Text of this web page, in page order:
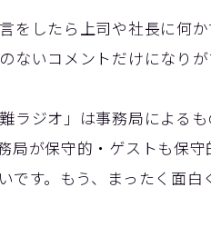
をしたら上司や社長に何
ないコメントだけになりが
ラジオ」は事務局による
局が保守的・ゲストも保
です。もう、まったく面白